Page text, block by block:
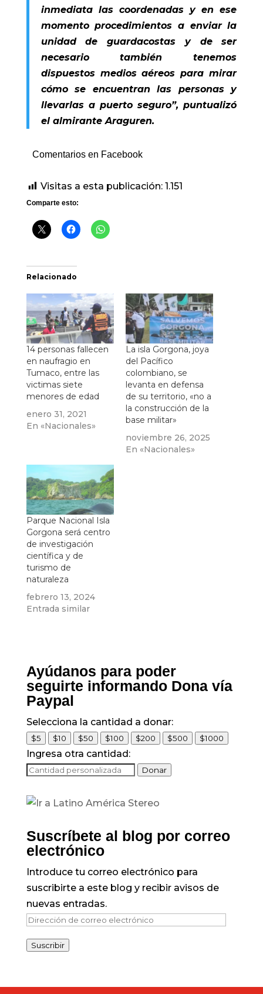
inmediata las coordenadas y en ese
momento procedimientos a enviar la
unidad de guardacostas y de ser
necesario también tenemos
dispuestos medios aéreos para mirar
cómo se encuentran las personas y
llevarlas a puerto seguro”, puntualizó
el almirante Araguren.
Comentarios en Facebook
Visitas a esta publicación: 1.151
Comparte esto:
Relacionado
14 personas fallecen
en naufragio en
Tumaco, entre las
victimas siete
menores de edad
enero 31, 2021
En «Nacionales»
La isla Gorgona, joya
del Pacífico
colombiano, se
levanta en defensa
de su territorio, «no a
la construcción de la
base militar»
noviembre 26, 2025
En «Nacionales»
Parque Nacional Isla
Gorgona será centro
de investigación
científica y de
turismo de
naturaleza
febrero 13, 2024
Entrada similar
Ayúdanos para poder
seguirte informando Dona vía
Paypal
Selecciona la cantidad a donar:
$5 $10 $50 $100 $200 $500 $1000
Ingresa otra cantidad:
Donar
Suscríbete al blog por correo
electrónico
Introduce tu correo electrónico para
suscribirte a este blog y recibir avisos de
nuevas entradas.
Dirección
correo
Suscribir